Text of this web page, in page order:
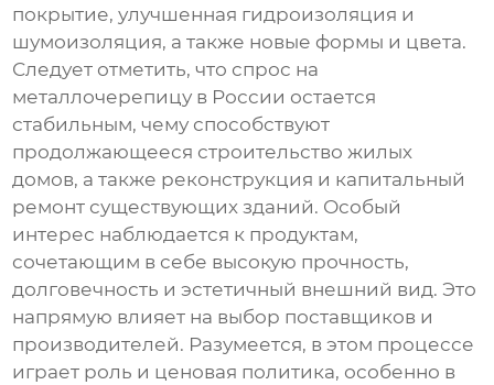
покрытие, улучшенная гидроизоляция и
шумоизоляция, а также новые формы и цвета.
Следует отметить, что спрос на
металлочерепицу в России остается
стабильным, чему способствуют
продолжающееся строительство жилых
домов, а также реконструкция и капитальный
ремонт существующих зданий. Особый
интерес наблюдается к продуктам,
сочетающим в себе высокую прочность,
долговечность и эстетичный внешний вид. Это
напрямую влияет на выбор поставщиков и
производителей. Разумеется, в этом процессе
играет роль и ценовая политика, особенно в